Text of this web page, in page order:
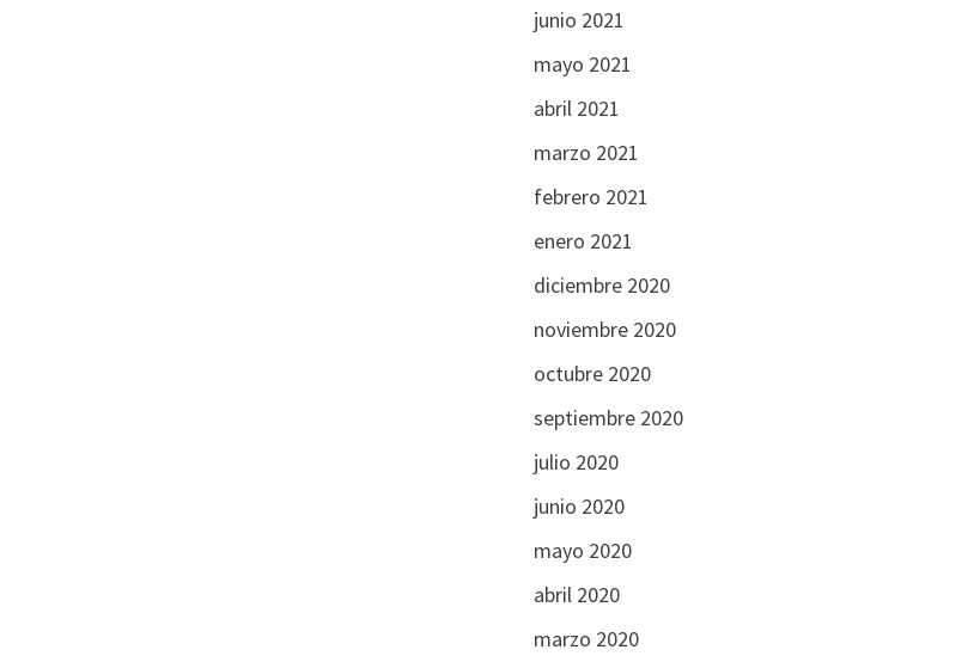
junio 2021
mayo 2021
abril 2021
marzo 2021
febrero 2021
enero 2021
diciembre 2020
noviembre 2020
octubre 2020
septiembre 2020
julio 2020
junio 2020
mayo 2020
abril 2020
marzo 2020